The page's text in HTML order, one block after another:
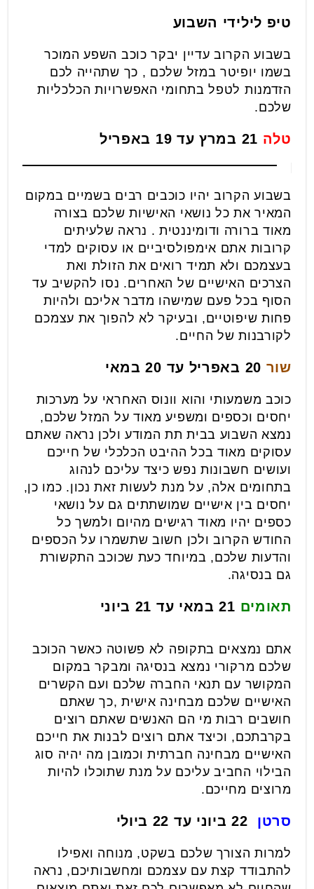
טיפ לילידי השבוע
בשבוע הקרוב עדיין יבקר כוכב השפע המוכר
בשמו יופיטר במזל שלכם , כך שתהייה לכם
הזדמנות לטפל בתחומי האפשרויות הכלכליות
שלכם.
טלה
בשבוע הקרוב יהיו כוכבים רבים בשמיים במקום
המאיר את כל נושאי האישיות שלכם בצורה
מאוד ברורה ודומיננטית . נראה שלעיתים
קרובות אתם אימפולסיביים או עסוקים למדי
בעצמכם ולא תמיד רואים את הזולת ואת
הצרכים האישיים של האחרים. נסו להקשיב עד
הסוף בכל פעם שמישהו מדבר אליכם ולהיות
פחות שיפוטיים, ובעיקר לא להפוך את עצמכם
לקורבנות של החיים.
שור 20 באפריל עד 20 במאי
כוכב משמעותי והוא וונוס האחראי על מערכות
יחסים וכספים ומשפיע מאוד על המזל שלכם,
נמצא השבוע בבית תת המודע ולכן נראה שאתם
עסוקים מאוד בכל ההיבט הכלכלי של חייכם
ועושים חשבונות נפש כיצד עליכם לנהוג
בתחומים אלה, על מנת לעשות זאת נכון. כמו כן,
יחסים בין אישיים שמושתתים גם על נושאי
כספים יהיו מאוד רגישים מהיום ולמשך כל
החודש הקרוב ולכן חשוב שתשמרו על הכספים
והדעות שלכם, במיוחד כעת שכוכב התקשורת
גם בנסיגה.
תאומים 21 במאי עד 21 ביוני
אתם נמצאים בתקופה לא פשוטה כאשר הכוכב
שלכם מרקורי נמצא בנסיגה ומבקר במקום
המקושר עם תנאי החברה שלכם ועם הקשרים
האישיים שלכם מבחינה אישית ,כך שאתם
חושבים רבות מי הם האנשים שאתם רוצים
בקרבתכם, וכיצד אתם רוצים לבנות את חייכם
האישיים מבחינה חברתית וכמובן מה יהיה סוג
הבילוי החביב עליכם על מנת שתוכלו להיות
מרוצים מחייכם.
סרטן
למרות הצורך שלכם בשקט, מנוחה ואפילו
להתבודד קצת עם עצמכם ומחשבותיכם, נראה